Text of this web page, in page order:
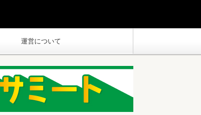
運営について